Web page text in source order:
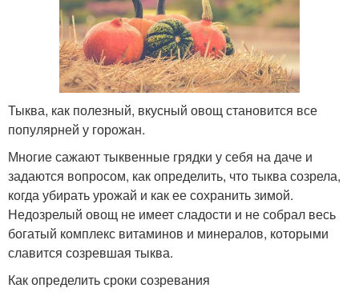
Тыква, как полезный, вкусный овощ становится все
популярней у горожан.
Многие сажают тыквенные грядки у себя на даче и
задаются вопросом, как определить, что тыква созрела,
когда убирать урожай и как ее сохранить зимой.
Недозрелый овощ не имеет сладости и не собрал весь
богатый комплекс витаминов и минералов, которыми
славится созревшая тыква.
Как определить сроки созревания